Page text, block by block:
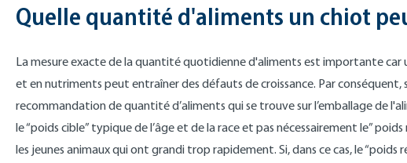
Quelle quantité d'aliments un chiot
La mesure exacte de la quantité quotidienne d'aliments est importante
et en nutriments peut entraîner des défauts de croissance. Par conséquent,
recommandation de quantité d’aliments qui se trouve sur l’emballage de
le “poids cible” typique de l’âge et de la race et pas nécessairement le”
les jeunes animaux qui ont grandi trop rapidement. Si, dans ce cas, le